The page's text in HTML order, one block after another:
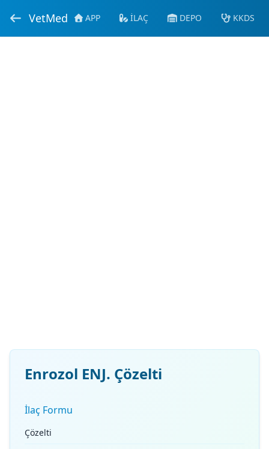
VetMed APP İLAÇ DEPO KKDS
Enrozol ENJ. Çözelti
İlaç Formu
Çözelti